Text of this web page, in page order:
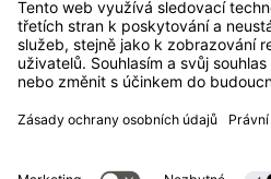
Média
Kikkoman je registrovaná
Kikkoman
Theodorstraße 180, 40472